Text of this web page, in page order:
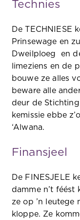
Technies
De TECHNIESE
Prinsewage en
Dweilploeg en
limeziens en de
bouwe ze alles
beware alle
deur de
kemissie ebbe
‘Alwana.
Finansjeel
De FINESJELE
damme n’t féést
ze op ’n leutege
kloppe. Ze